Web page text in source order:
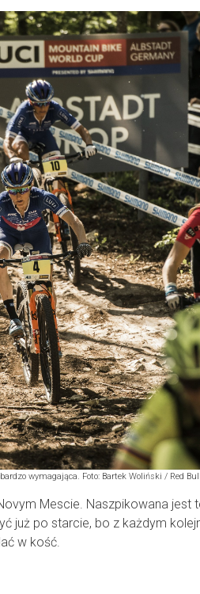
wymagająca. Foto: Bartek Woliński / Red
Mescie. Naszpikowana jest
już po starcie, bo z każdym
w kość.